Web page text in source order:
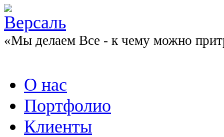
«Мы делаем Все - к чему можно
О нас
Портфолио
Клиенты